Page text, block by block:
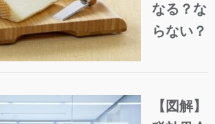
なる？な
らない？
【図解】